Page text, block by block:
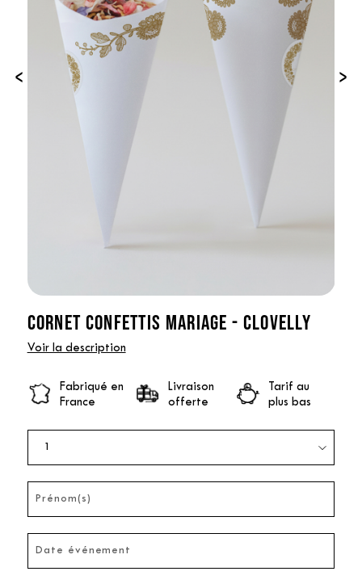
‹ ›
CORNET CONFETTIS MARIAGE - CLOVELLY
Voir la description
Fabriqué en
France
Livraison
offerte
Tarif au
plus bas